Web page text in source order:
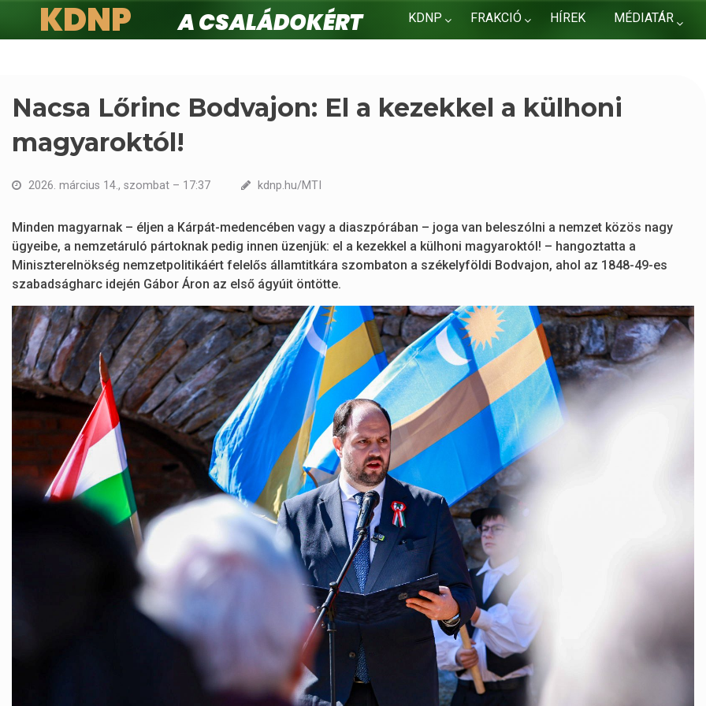
KDNP FRAKCIÓ HÍREK MÉDIATÁR
KDNP
A családokért.
Nacsa Lőrinc Bodvajon: El a kezekkel a külhoni
magyaroktól!
2026. március 14., szombat – 17:37 kdnp.hu/MTI
Minden magyarnak – éljen a Kárpát-medencében vagy a diaszpórában – joga van beleszólni a nemzet közös nagy
ügyeibe, a nemzetáruló pártoknak pedig innen üzenjük: el a kezekkel a külhoni magyaroktól! – hangoztatta a
Miniszterelnökség nemzetpolitikáért felelős államtitkára szombaton a székelyföldi Bodvajon, ahol az 1848-49-es
szabadságharc idején Gábor Áron az első ágyúit öntötte.